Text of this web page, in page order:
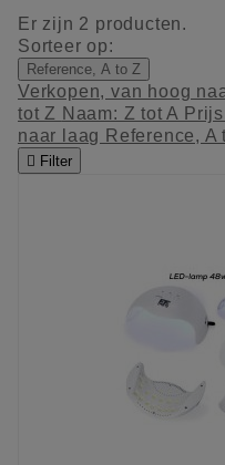
Er zijn 2 producten.
Sorteer op:
Reference, A to Z
Verkopen, van hoog
tot Z Naam: Z tot A
naar laag Reference, A
 Filter